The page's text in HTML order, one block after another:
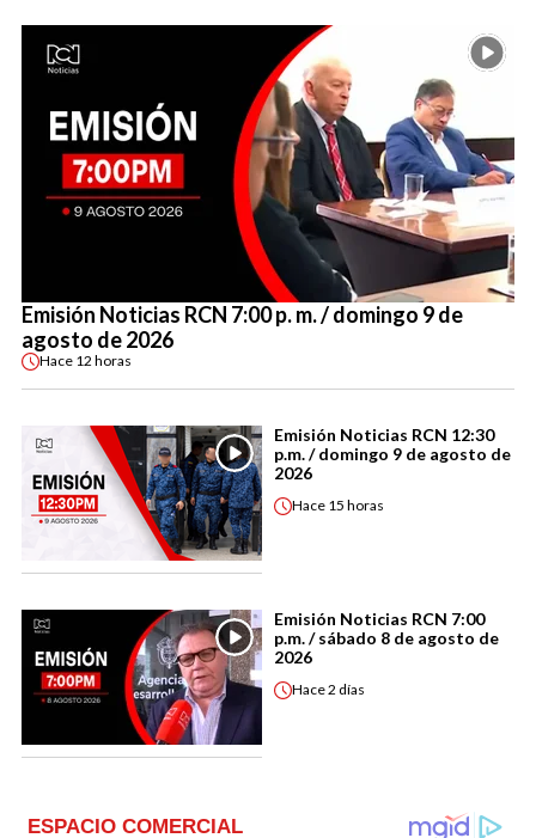
Emisión Noticias RCN 7:00 p. m. / domingo 9 de
agosto de 2026
Hace 12 horas
Emisión Noticias RCN 12:30
p.m. / domingo 9 de agosto de
2026
Hace 15 horas
Emisión Noticias RCN 7:00
p.m. / sábado 8 de agosto de
2026
Hace2 días